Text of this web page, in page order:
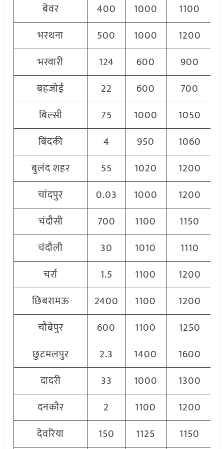
बेवर 400 1000 1100
भरथना
500 1000 1200
भरवारी
124 600
900
बहजोई
22 600
700
बिल्सी
75 1000 1050
बिंदकी
4 950 1060
बुलंद शहर
55 1020
1200
चांदपुर
0.03 1000 1200
चंदौसी
700 1100 1150
चंदौली
30 1010 1110
चर्रा
1.5 1100 1200
छिबरामऊ
2400 1100 1200
चौबेपुर
600 1100 1250
छुटमलपुर
2.3 1400 1600
दादरी
33 1000 1300
दनकौर
2 1100
1200
देवरिया
150 1125 1150